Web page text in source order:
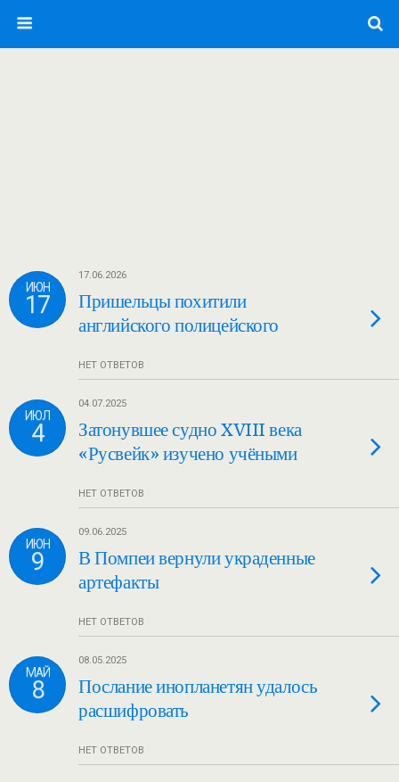
ИЮН
17
17.06.2026
Пришельцы похитили
английского полицейского
НЕТ ОТВЕТОВ
ИЮЛ
4
04.07.2025
Затонувшее судно XVIII века
«Русвейк» изучено учёными
НЕТ ОТВЕТОВ
ИЮН
9
09.06.2025
В Помпеи вернули украденные
артефакты
НЕТ ОТВЕТОВ
МАЙ
8
08.05.2025
Послание инопланетян удалось
расшифровать
НЕТ ОТВЕТОВ